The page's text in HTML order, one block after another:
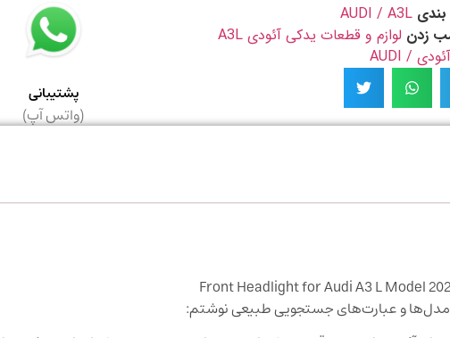
AUDI / A3L
زدن لوازم و قطعات یدکی آئودی A3L
آئودی / AUDI
پشتیبانی
(واتس آپ)
مدل‌ها و عبارت‌های جستجویی طبیعی نوشتم: